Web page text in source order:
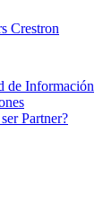
Crestron
de Información
Partner?